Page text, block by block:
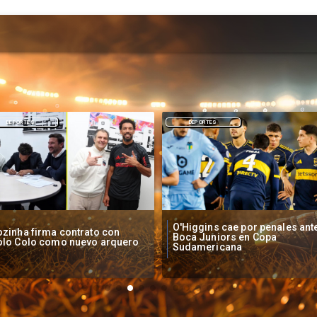
cae por penales ante
Juniors en Copa
DEPORTES
Operadores de apuestas
piden acelerar regulación en
Chile
NACIONAL